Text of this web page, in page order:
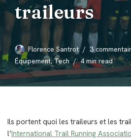
traileurs
Florence Santrot
3
Équipement,Tech 4 min read
Ils portent quoi les traileurs et les
l’International Trail Running